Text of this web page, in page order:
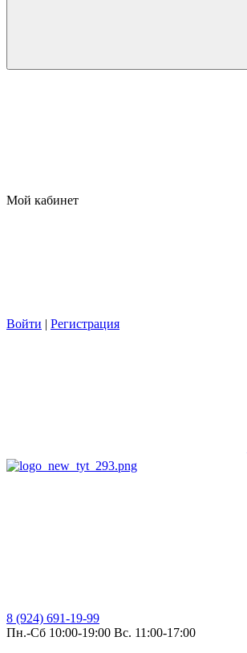
Мой кабинет
Войти | Регистрация
8 (924) 691-19-99
Пн.-Сб 10:00-19:00 Вс. 11:00-17:00